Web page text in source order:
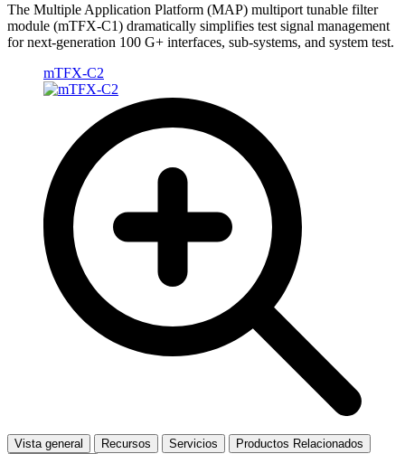
The Multiple Application Platform (MAP) multiport tunable filter
module (mTFX-C1) dramatically simplifies test signal management
for next-generation 100 G+ interfaces, sub-systems, and system test.
mTFX-C2
Vista general Recursos Servicios
Productos Relacionados